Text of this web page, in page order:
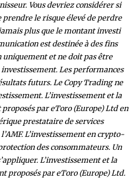
Vous devriez considérer si
le risque élevé de perdre
plus que le montant investi
est destinée à des fins
uniquement et ne doit pas être
Les performances
futurs. Le Copy Trading ne
L’investissement et la
par eToro (Europe) Ltd en
prestataire de services
L’investissement en crypto-
des consommateurs. Un
L’investissement et la
proposés par eToro (Europe) Ltd.